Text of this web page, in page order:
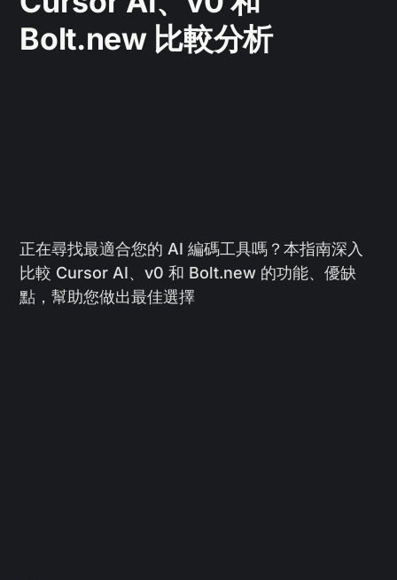
Bolt.new 比較分析
正在尋找最適合您的 AI 編碼工具嗎？本指南深入
比較 Cursor AI、v0 和 Bolt.new 的功能、優缺
點，幫助您做出最佳選擇